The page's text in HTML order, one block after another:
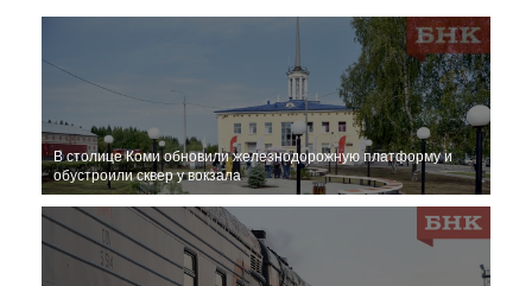
В столице Коми обновили железнодорожную платформу и
обустроили сквер у вокзала